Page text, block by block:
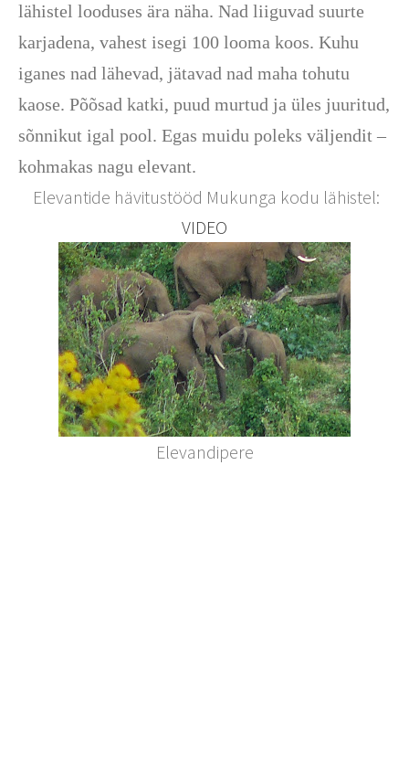
lähistel looduses ära näha. Nad liiguvad suurte
karjadena, vahest isegi 100 looma koos. Kuhu
iganes nad lähevad, jätavad nad maha tohutu
kaose. Põõsad katki, puud murtud ja üles juuritud,
sõnnikut igal pool. Egas muidu poleks väljendit –
kohmakas nagu elevant.
Elevantide hävitustööd Mukunga kodu lähistel:
VIDEO
Elevandipere